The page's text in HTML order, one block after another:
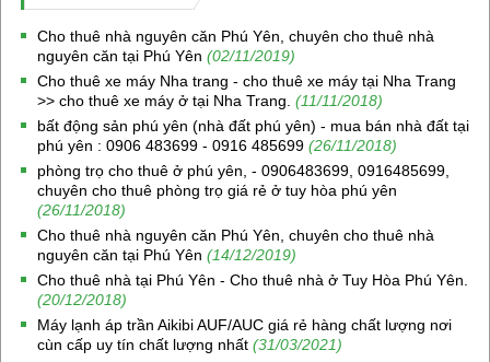
Cho thuê nhà nguyên căn Phú Yên, chuyên cho thuê nhà
nguyên căn tại Phú Yên (02/11/2019)
Cho thuê xe máy Nha trang - cho thuê xe máy tại Nha Trang
>> cho thuê xe máy ở tại Nha Trang. (11/11/2018)
bất động sản phú yên (nhà đất phú yên) - mua bán nhà đất tại
phú yên : 0906 483699 - 0916 485699 (26/11/2018)
phòng trọ cho thuê ở phú yên, - 0906483699, 0916485699,
chuyên cho thuê phòng trọ giá rẻ ở tuy hòa phú yên
(26/11/2018)
Cho thuê nhà nguyên căn Phú Yên, chuyên cho thuê nhà
nguyên căn tại Phú Yên (14/12/2019)
Cho thuê nhà tại Phú Yên - Cho thuê nhà ở Tuy Hòa Phú Yên.
(20/12/2018)
Máy lạnh áp trần Aikibi AUF/AUC giá rẻ hàng chất lượng nơi
cùn cấp uy tín chất lượng nhất (31/03/2021)